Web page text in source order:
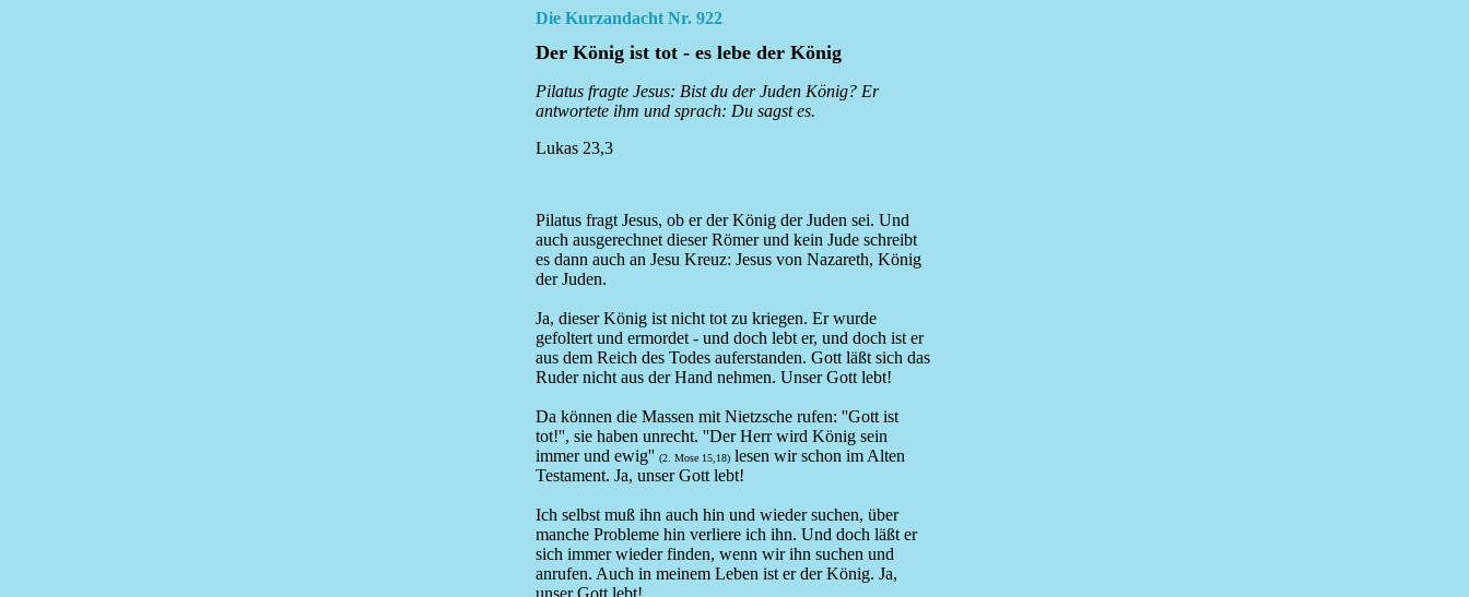
Die Kurzandacht Nr. 922
Der König ist tot - es lebe der König
Pilatus fragte Jesus: Bist du der Juden König? Er
antwortete ihm und sprach: Du sagst es.
Lukas 23,3
Pilatus fragt Jesus, ob er der König der Juden sei. Und
auch ausgerechnet dieser Römer und kein Jude schreibt
es dann auch an Jesu Kreuz: Jesus von Nazareth, König
der Juden.
Ja, dieser König ist nicht tot zu kriegen. Er wurde
gefoltert und ermordet - und doch lebt er, und doch ist er
aus dem Reich des Todes auferstanden. Gott läßt sich das
Ruder nicht aus der Hand nehmen. Unser Gott lebt!
Da können die Massen mit Nietzsche rufen: ''Gott ist
tot!'', sie haben unrecht. ''Der Herr wird König sein
immer und ewig'' (2. Mose 15,18)lesen wir schon im Alten
Testament. Ja, unser Gott lebt!
Ich selbst muß ihn auch hin und wieder suchen, über
manche Probleme hin verliere ich ihn. Und doch läßt er
sich immer wieder finden, wenn wir ihn suchen und
anrufen. Auch in meinem Leben ist er der König. Ja,
unser Gott lebt!